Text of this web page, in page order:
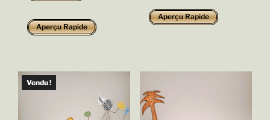
Aperçu Rapide
Aperçu Rapide
Vendu !